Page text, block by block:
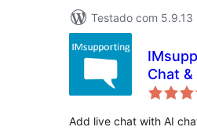
Testado com 5.9.13
Chat
Add live chat with AI